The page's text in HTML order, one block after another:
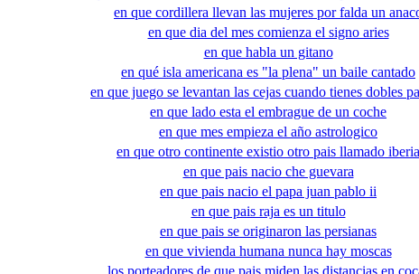
en que cordillera llevan las mujeres por falda un
en que dia del mes comienza el signo aries
en que habla un gitano
en qué isla americana es "la plena" un baile cantado
en que juego se levantan las cejas cuando tienes dobles
en que lado esta el embrague de un coche
en que mes empieza el año astrologico
en que otro continente existio otro pais llamado iberia
en que pais nacio che guevara
en que pais nacio el papa juan pablo ii
en que pais raja es un titulo
en que pais se originaron las persianas
en que vivienda humana nunca hay moscas
los porteadores de que pais miden las distancias en